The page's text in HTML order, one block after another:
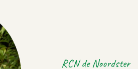
RCN de Noordster